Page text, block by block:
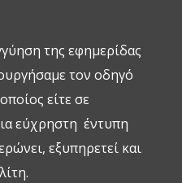
της εφημερίδας
τον οδηγό
είτε σε
εύχρηστη έντυπη
εξυπηρετεί και